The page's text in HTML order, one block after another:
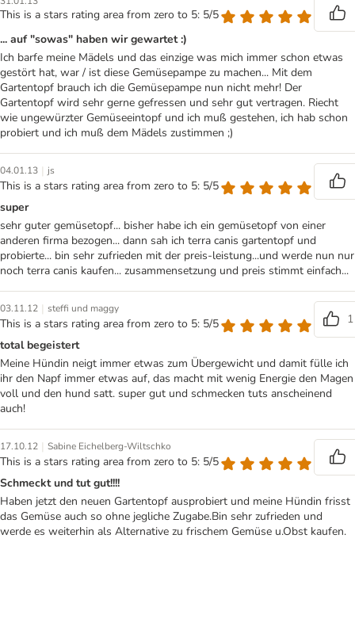
This is a stars rating area from zero to 5: 5/5
... auf "sowas" haben wir gewartet :)
Ich barfe meine Mädels und das einzige was mich immer schon etwas
gestört hat, war / ist diese Gemüsepampe zu machen... Mit dem
Gartentopf brauch ich die Gemüsepampe nun nicht mehr! Der
Gartentopf wird sehr gerne gefressen und sehr gut vertragen. Riecht
wie ungewürzter Gemüseeintopf und ich muß gestehen, ich hab schon
probiert und ich muß dem Mädels zustimmen ;)
04.01.13 | js
This is a stars rating area from zero to 5: 5/5
super
sehr guter gemüsetopf... bisher habe ich ein gemüsetopf von einer
anderen firma bezogen... dann sah ich terra canis gartentopf und
probierte... bin sehr zufrieden mit der preis-leistung...und werde nun nur
noch terra canis kaufen... zusammensetzung und preis stimmt einfach...
03.11.12 | steffi und maggy
This is a stars rating area from zero to 5: 5/5
1
total begeistert
Meine Hündin neigt immer etwas zum Übergewicht und damit fülle ich
ihr den Napf immer etwas auf, das macht mit wenig Energie den Magen
voll und den hund satt. super gut und schmecken tuts anscheinend
auch!
17.10.12 | Sabine Eichelberg-Wiltschko
This is a stars rating area from zero to 5: 5/5
Schmeckt und tut gut!!!!
Haben jetzt den neuen Gartentopf ausprobiert und meine Hündin frisst
das Gemüse auch so ohne jegliche Zugabe.Bin sehr zufrieden und
werde es weiterhin als Alternative zu frischem Gemüse u.Obst kaufen.